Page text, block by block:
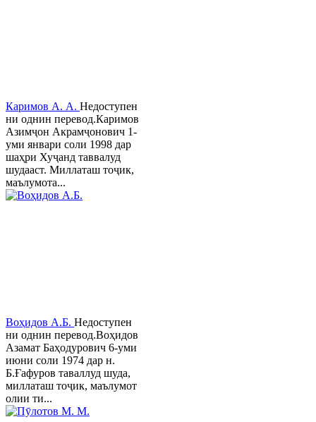
Каримов А. А. Недоступен
ни однин перевод.Каримов
Азимҷон Акрамҷонович 1-
уми январи соли 1998 дар
шаҳри Хуҷанд таввалуд
шудааст. Миллаташ тоҷик,
маълумота...
Воҳидов А.Б. Недоступен
ни однин перевод.Воҳидов
Азамат Баҳодурович 6-уми
июни соли 1974 дар н.
Б.Ғафуров таваллуд шуда,
миллаташ тоҷик, маълумот
олии ти...